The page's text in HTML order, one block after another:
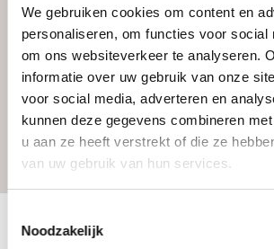
We gebruiken cookies om content en
personaliseren, om functies voor social
om ons websiteverkeer te analyseren.
informatie over uw gebruik van onze
voor social media, adverteren en
kunnen deze gegevens combineren
u aan ze heeft verstrekt of die ze
van uw gebruik van hun services.
Noodzakelijk
weken bewaren, gerekend vanaf
het werk is verricht.
Het is verstandig om de gegevens
langer te bewaren als ze ook
loonadministratie of bij geschillen
uren. Zo ben je altijd goed
controle of een discussie achteraf.
Waarom het meer is